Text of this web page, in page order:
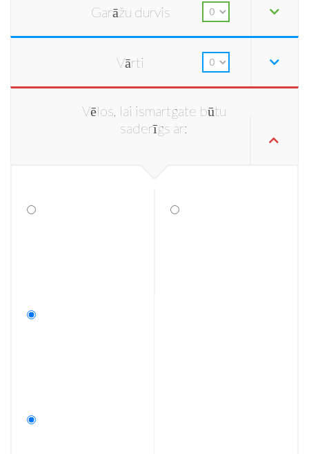
Garāžu durvis
Vārti
Vēlos, lai ismartgate būtu
saderīgs ar: